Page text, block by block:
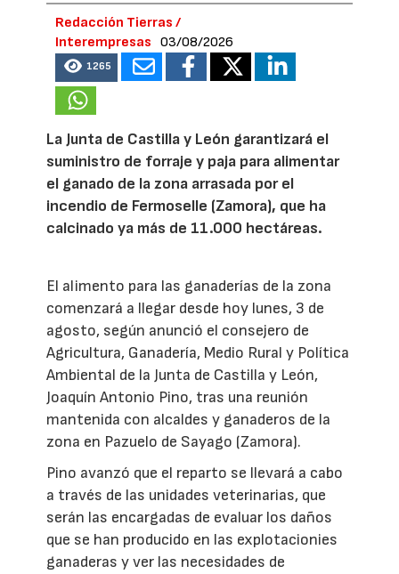
Redacción Tierras /
Interempresas
03/08/2026
1265
La Junta de Castilla y León garantizará el
suministro de forraje y paja para alimentar
el ganado de la zona arrasada por el
incendio de Fermoselle (Zamora), que ha
calcinado ya más de 11.000 hectáreas.
El alimento para las ganaderías de la zona
comenzará a llegar desde hoy lunes, 3 de
agosto, según anunció el consejero de
Agricultura, Ganadería, Medio Rural y Política
Ambiental de la Junta de Castilla y León,
Joaquín Antonio Pino, tras una reunión
mantenida con alcaldes y ganaderos de la
zona en Pazuelo de Sayago (Zamora).
Pino avanzó que el reparto se llevará a cabo
a través de las unidades veterinarias, que
serán las encargadas de evaluar los daños
que se han producido en las explotacionies
ganaderas y ver las necesidades de